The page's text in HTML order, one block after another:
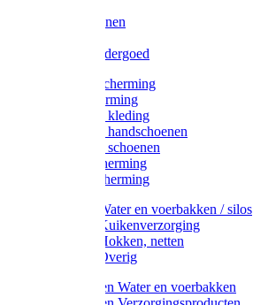
Handschoenen
Thermo ondergoed
Gehoorbescherming
Oogbescherming
Disposable kleding
Disposable handschoenen
Disposable schoenen
Mondbescherming
Hoofdbescherming
Pluimvee Water en voerbakken / silos
Pluimvee Kuikenverzorging
Pluimvee Hokken, netten
Pluimvee Overig
Knaagdieren Water en voerbakken